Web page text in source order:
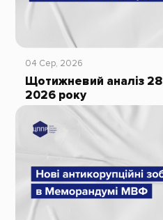
04 Сер, 2026
Щотижневий аналіз
2026 року